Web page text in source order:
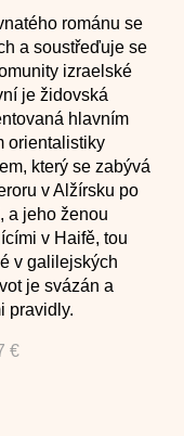
románu se
a soustřeďuje se
izraelské
je židovská
hlavním
orientalistiky
který se zabývá
v Alžírsku po
a jeho ženou
v Haifě, tou
v galilejských
je svázán a
pravidly.
€